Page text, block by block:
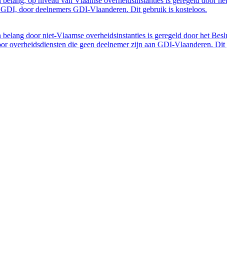
door deelnemers GDI-Vlaanderen. Dit gebruik is kosteloos.
door niet-Vlaamse overheidsinstanties is geregeld door het
overheidsdiensten die geen deelnemer zijn aan GDI-Vlaanderen.